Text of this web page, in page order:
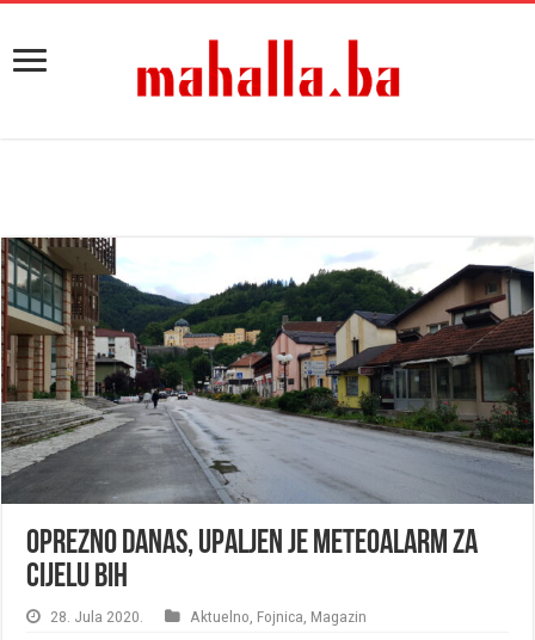
Oprezno danas, upaljen je meteoalarm za
cijelu BiH
28. Jula 2020. Aktuelno Fojnica Magazin